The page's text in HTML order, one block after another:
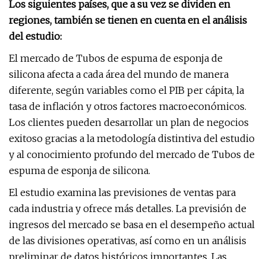
Los siguientes países, que a su vez se dividen en
regiones, también se tienen en cuenta en el análisis
del estudio:
El mercado de Tubos de espuma de esponja de
silicona afecta a cada área del mundo de manera
diferente, según variables como el PIB per cápita, la
tasa de inflación y otros factores macroeconómicos.
Los clientes pueden desarrollar un plan de negocios
exitoso gracias a la metodología distintiva del estudio
y al conocimiento profundo del mercado de Tubos de
espuma de esponja de silicona.
El estudio examina las previsiones de ventas para
cada industria y ofrece más detalles. La previsión de
ingresos del mercado se basa en el desempeño actual
de las divisiones operativas, así como en un análisis
preliminar de datos históricos importantes. Las